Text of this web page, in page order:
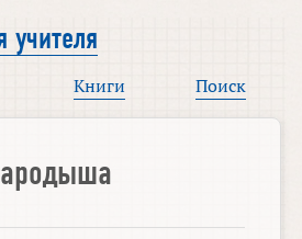
учителя
Книги Поиск